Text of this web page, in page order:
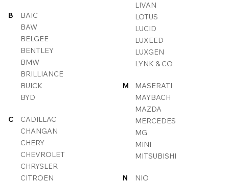
B
BAIC
BAW
BELGEE
BENTLEY
BMW
BRILLIANCE
BUICK
BYD
C
CADILLAC
CHANGAN
CHERY
CHEVROLET
CHRYSLER
CITROEN
LIVAN
LOTUS
LUCID
LUXEED
LUXGEN
LYNK & CO
M
MASERATI
MAYBACH
MAZDA
MERCEDES
MG
MINI
MITSUBISHI
N NIO